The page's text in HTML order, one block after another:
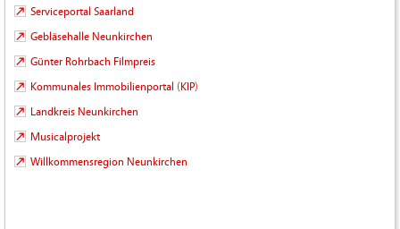
Serviceportal Saarland
Gebläsehalle Neunkirchen
Günter Rohrbach Filmpreis
Kommunales Immobilienportal (KIP)
Landkreis Neunkirchen
Musicalprojekt
Willkommensregion Neunkirchen